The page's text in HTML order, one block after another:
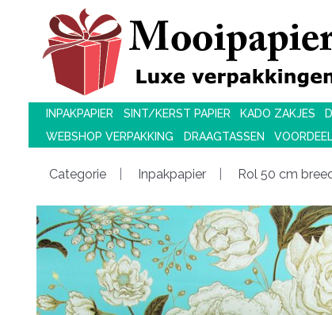
INPAKPAPIER SINT/KERST PAPIER KADO ZAKJES
WEBSHOP VERPAKKING
DRAAGTASSEN
Categorie Inpakpapier Rol 50 cm